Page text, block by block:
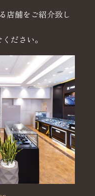
店舗をご紹介致し
ださい。